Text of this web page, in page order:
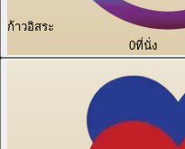
ก้าวอิสระ
0ที่นั่ง